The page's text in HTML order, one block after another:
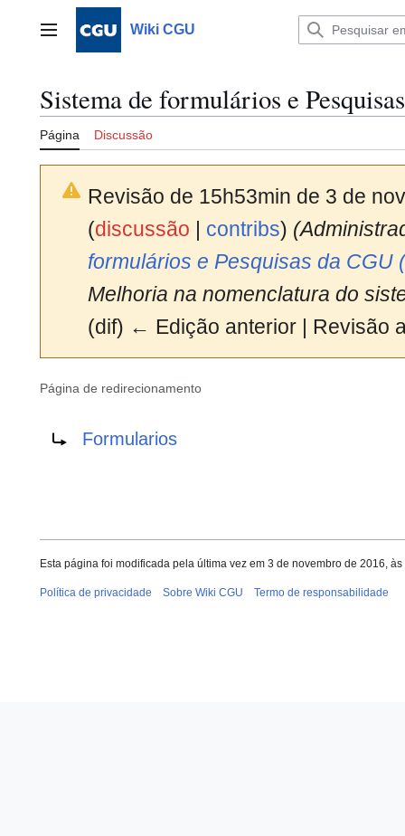
Menu principalWiki CGU
Sistema de formulários e
Página Discussão
Revisão de 15h53min de 3 de
(discussão | contribs)
formulários e Pesquisas da CGU
Melhoria na nomenclatura do
(dif) ← Edição anterior | Revisão
Página de redirecionamento
Formularios
Esta página foi modificada pela última vez em 3 de novembro de 2016,
Política de privacidade Sobre Wiki CGU Termo de responsabilidade